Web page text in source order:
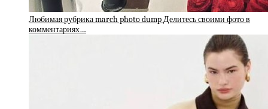
Любимая рубрика march photo dump Делитесь своими фото в
комментариях…